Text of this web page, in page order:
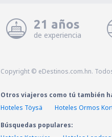
21 años
de experiencia
Copyright © eDestinos.com.hn.
Otros viajeros como tú también
Hoteles Töysä
Hoteles Ormos
Búsquedas populares: